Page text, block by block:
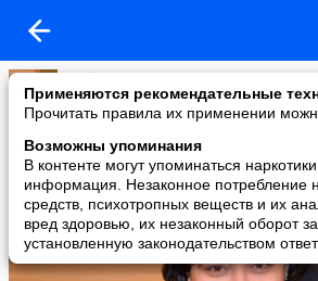
Применяются рекомендательные
Прочитать правила их применении
Возможны упоминания
В контенте могут упоминаться
информация. Незаконное потребление
средств, психотропных веществ и их
вред здоровью, их незаконный оборот
установленную законодательством
Любовь Зотина
added a photo
08 May в 08:34